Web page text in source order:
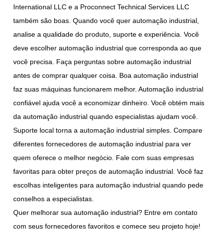
International LLC e a Proconnect Technical Services LLC
também são boas. Quando você quer automação industrial,
analise a qualidade do produto, suporte e experiência. Você
deve escolher automação industrial que corresponda ao que
você precisa. Faça perguntas sobre automação industrial
antes de comprar qualquer coisa. Boa automação industrial
faz suas máquinas funcionarem melhor. Automação industrial
confiável ajuda você a economizar dinheiro. Você obtém mais
da automação industrial quando especialistas ajudam você.
Suporte local torna a automação industrial simples. Compare
diferentes fornecedores de automação industrial para ver
quem oferece o melhor negócio. Fale com suas empresas
favoritas para obter preços de automação industrial. Você faz
escolhas inteligentes para automação industrial quando pede
conselhos a especialistas.
Quer melhorar sua automação industrial? Entre em contato
com seus fornecedores favoritos e comece seu projeto hoje!